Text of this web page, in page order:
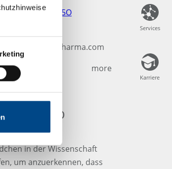
Services
Karriere
bit.ly/3pcNH5O
GMP-
info@gba-pharma.com
more
UND
in der Wissenschaft
um anzuerkennen, dass
Services
Karriere